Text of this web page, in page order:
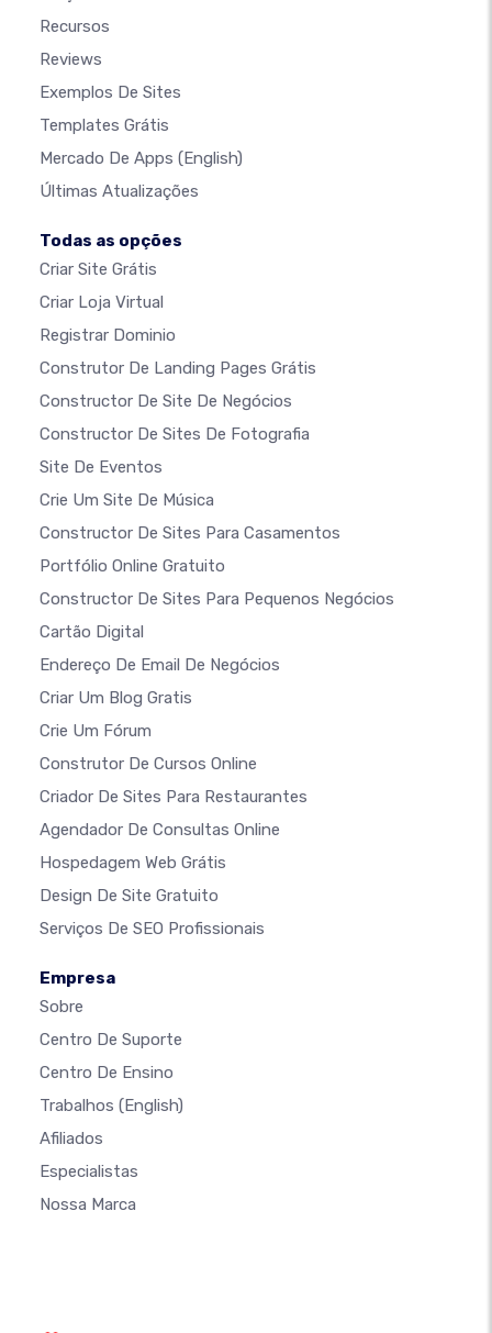
Recursos
Reviews
Exemplos De Sites
Templates Grátis
Mercado De Apps (English)
Últimas Atualizações
Todas as opções
Criar Site Grátis
Criar Loja Virtual
Registrar Dominio
Construtor De Landing Pages Grátis
Constructor De Site De Negócios
Constructor De Sites De Fotografia
Site De Eventos
Crie Um Site De Música
Constructor De Sites Para Casamentos
Portfólio Online Gratuito
Constructor De Sites Para Pequenos Negócios
Cartão Digital
Endereço De Email De Negócios
Criar Um Blog Gratis
Crie Um Fórum
Construtor De Cursos Online
Criador De Sites Para Restaurantes
Agendador De Consultas Online
Hospedagem Web Grátis
Design De Site Gratuito
Serviços De SEO Profissionais
Empresa
Sobre
Centro De Suporte
Centro De Ensino
Trabalhos (English)
Afiliados
Especialistas
Nossa Marca